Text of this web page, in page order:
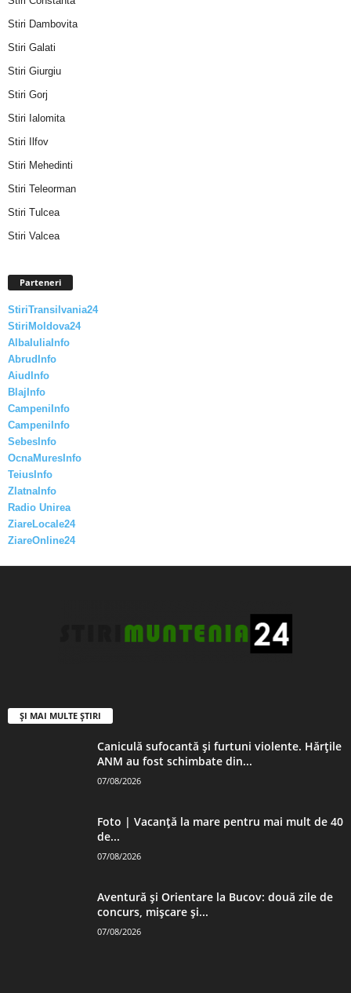
Stiri Dambovita
Stiri Galati
Stiri Giurgiu
Stiri Gorj
Stiri Ialomita
Stiri Ilfov
Stiri Mehedinti
Stiri Teleorman
Stiri Tulcea
Stiri Valcea
Parteneri
StiriTransilvania24
StiriMoldova24
AlbaIuliaInfo
AbrudInfo
AiudInfo
BlajInfo
CampeniInfo
CampeniInfo
SebesInfo
OcnaMuresInfo
TeiusInfo
ZlatnaInfo
Radio Unirea
ZiareLocale24
ZiareOnline24
ȘI MAI MULTE ȘTIRI
Caniculă sufocantă și furtuni violente. Hărțile
ANM au fost schimbate din...
07/08/2026
Foto | Vacanță la mare pentru mai mult de 40
de...
07/08/2026
Aventură și Orientare la Bucov: două zile de
concurs, mișcare și...
07/08/2026